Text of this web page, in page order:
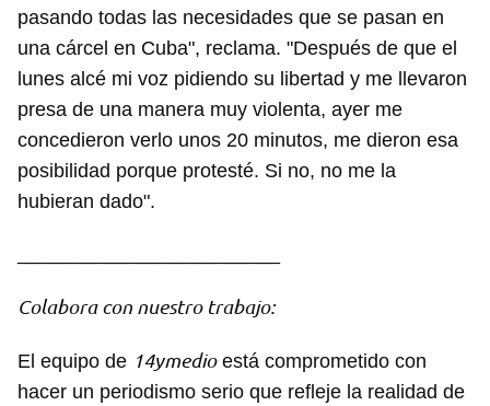
Para poder guardar como favorito, primero has de
iniciar sesión con tu cuenta de 14ymedio.
INICIAR SESIÓN CANCELAR
pasando todas las necesidades que se pasan en
una cárcel en Cuba", reclama. "Después de que el
lunes alcé mi voz pidiendo su libertad y me llevaron
presa de una manera muy violenta, ayer me
concedieron verlo unos 20 minutos, me dieron esa
posibilidad porque protesté. Si no, no me la
hubieran dado".
Colabora con nuestro trabajo:
El equipo de 14ymedioestá comprometido con
hacer un periodismo serio que refleje la realidad de